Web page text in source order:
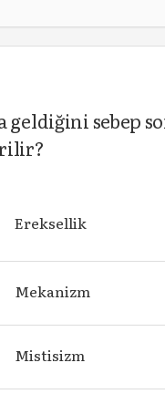
geldiğini sebep
Ereksellik
Mekanizm
Mistisizm